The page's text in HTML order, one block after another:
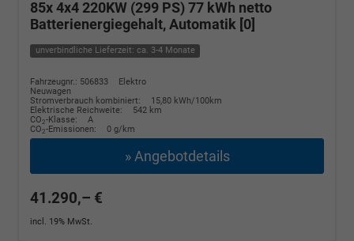
85x 4x4 220KW (299 PS) 77 kWh netto
Batterienergiegehalt, Automatik [0]
unverbindliche Lieferzeit: ca. 3-4 Monate
Fahrzeugnr.: 506833
Elektro
Neuwagen
Stromverbrauch kombiniert:
15,80 kWh/100km
Elektrische Reichweite:
542 km
CO2-Klasse:
A
CO2-Emissionen: 0 g/km
» Angebotdetails
41.290,– €
incl. 19% MwSt.